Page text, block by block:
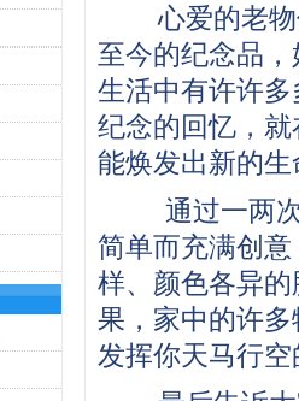
心爱的老物
至今的纪念品
生活中有许许
纪念的回忆，
能焕发出新的生
通过一两次
简单而充满创
样、颜色各异
果，家中的许
发挥你天马行